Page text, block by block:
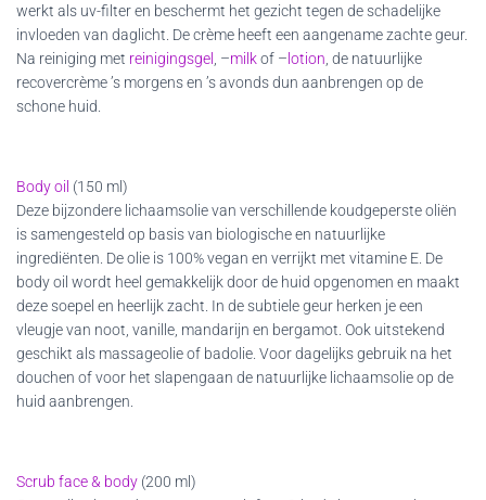
werkt als uv-filter en beschermt het gezicht tegen de schadelijke
invloeden van daglicht. De crème heeft een aangename zachte geur.
Na reiniging met reinigingsgel , –milkof –lotion , de natuurlijke
recovercrème ’s morgens en ’s avonds dun aanbrengen op de
schone huid.
Body oil (150 ml)
Deze bijzondere lichaamsolie van verschillende koudgeperste oliën
is samengesteld op basis van biologische en natuurlijke
ingrediënten. De olie is 100% vegan en verrijkt met vitamine E. De
body oil wordt heel gemakkelijk door de huid opgenomen en maakt
deze soepel en heerlijk zacht. In de subtiele geur herken je een
vleugje van noot, vanille, mandarijn en bergamot. Ook uitstekend
geschikt als massageolie of badolie. Voor dagelijks gebruik na het
douchen of voor het slapengaan de natuurlijke lichaamsolie op de
huid aanbrengen.
Scrub face & body (200 ml)